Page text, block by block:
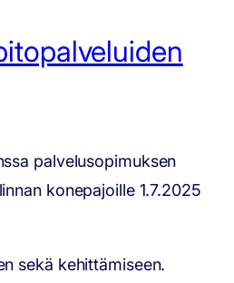
palvelusopimuksen
konepajoille 1.7.2025
sekä kehittämiseen.